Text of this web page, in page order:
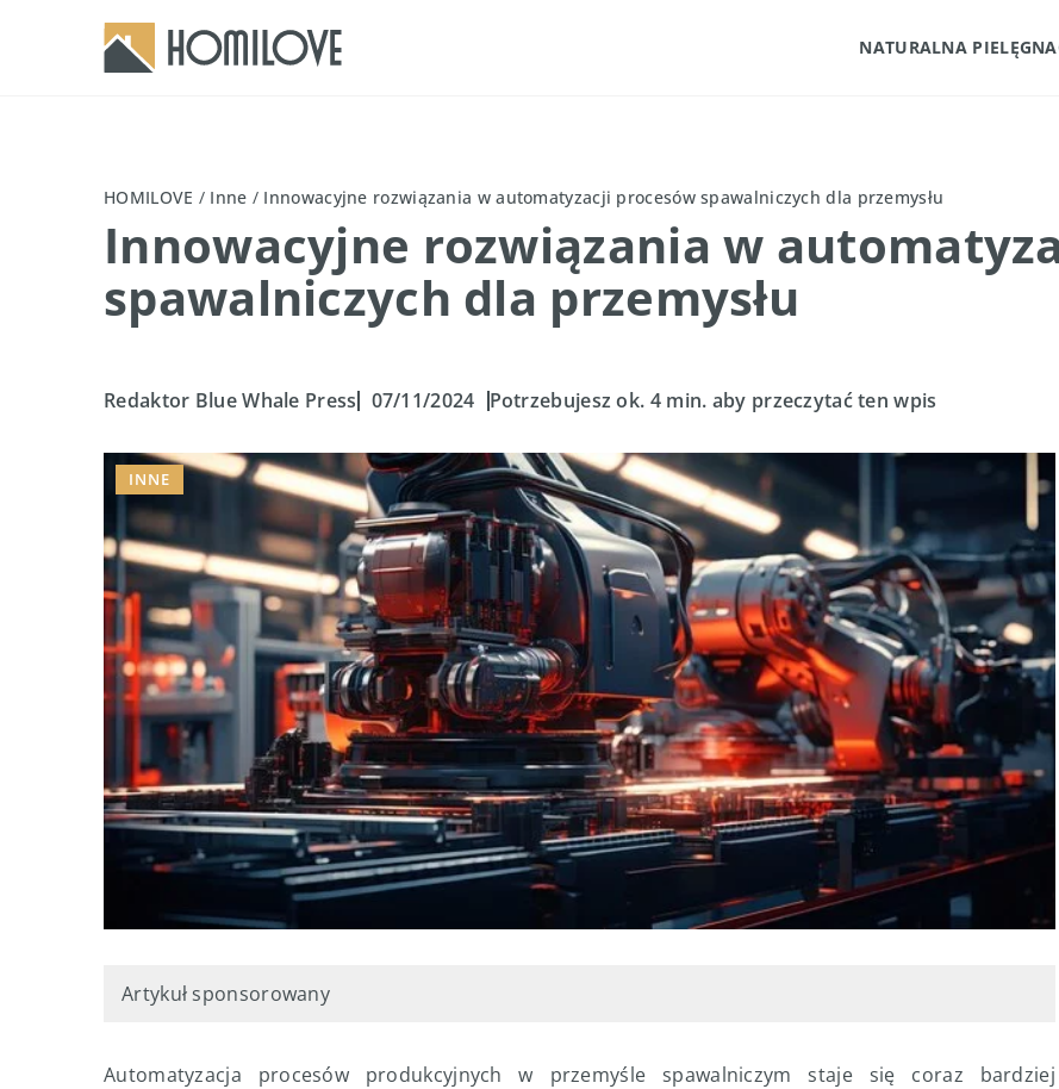
NATURALNA
HOMILOVE / Inne / Innowacyjne rozwiązania w automatyzacji procesów spawalniczych dla przemysłu
Innowacyjne rozwiązania w
spawalniczych dla przemysłu
Redaktor Blue Whale Press 07/11/2024 Potrzebujesz ok. 4 min. aby przeczytać ten wpis
INNE
Artykuł sponsorowany
Automatyzacja procesów produkcyjnych w przemyśle spawalniczym staje się coraz bardziej